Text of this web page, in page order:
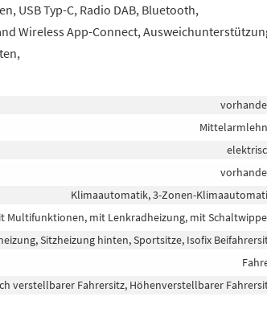
USB Typ-C, Radio DAB, Bluetooth,
Wireless App-Connect,
Klimaautomatik, 3-Zonen-
Multifunktionen, mit Lenkradheizung, mit
Sitzheizung hinten, Sportsitze, Isofix
verstellbarer Fahrersitz, Höhenverstellbarer